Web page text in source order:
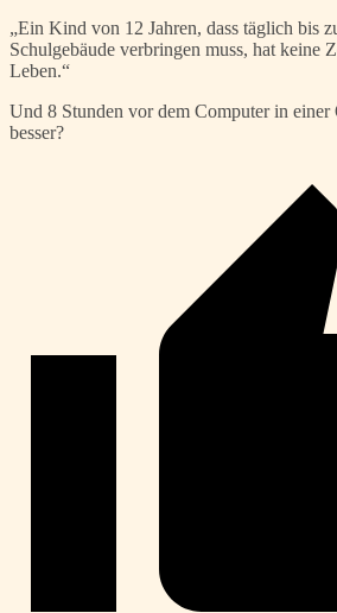
„Ein Kind von 12 Jahren, dass täglich bis
Schulgebäude verbringen muss, hat keine
Leben.“
Und 8 Stunden vor dem Computer in einer
besser?